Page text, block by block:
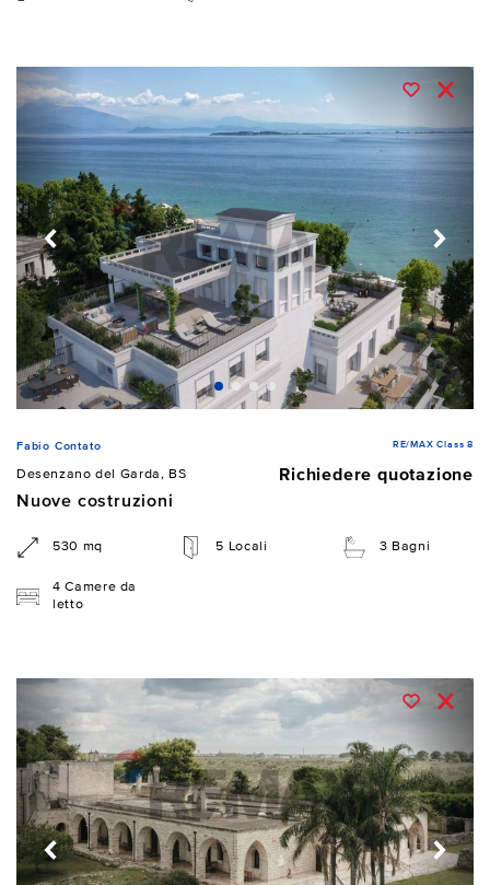
Fabio Contato RE/MAX Class 8
Desenzano del Garda, BS
Richiedere quotazione
Nuove costruzioni
530 mq 5 Locali 3 Bagni
4 Camere da
letto